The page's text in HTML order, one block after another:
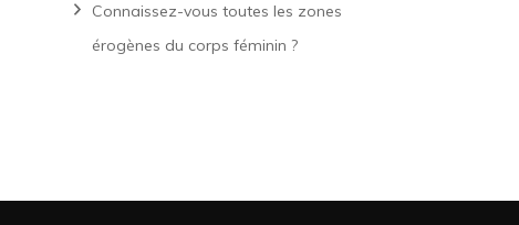
Connaissez-vous toutes les zones
érogènes du corps féminin ?